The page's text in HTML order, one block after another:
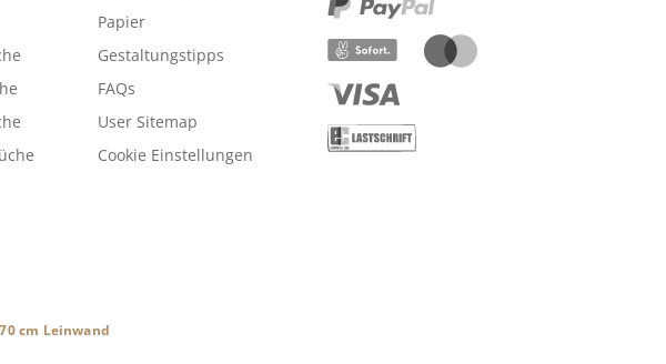
Papier
Gestaltungstipps
FAQs
User Sitemap
Cookie Einstellungen
cm Leinwand